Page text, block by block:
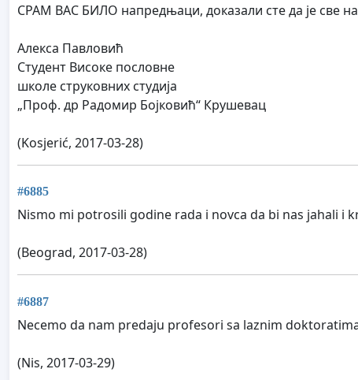
СРАМ ВАС БИЛО напредњаци, доказали сте да је све
Алекса Павловић
Студент Високе пословне
школе струковних студија
„Проф. др Радомир Бојковић“ Крушевац
(Kosjerić, 2017-03-28)
#6885
Nismo mi potrosili godine rada i novca da bi nas jahali i
(Beograd, 2017-03-28)
#6887
Necemo da nam predaju profesori sa laznim
(Nis, 2017-03-29)